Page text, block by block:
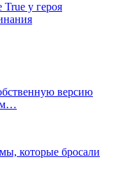
у героя
версию
которые бросали